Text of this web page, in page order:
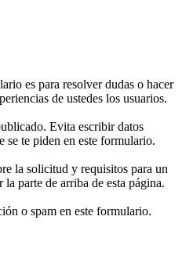
es para resolver dudas o hacer
de ustedes los usuarios.
Evita escribir datos
se te piden en este formulario.
la solicitud y requisitos para un
parte de arriba de esta página.
o spam en este formulario.